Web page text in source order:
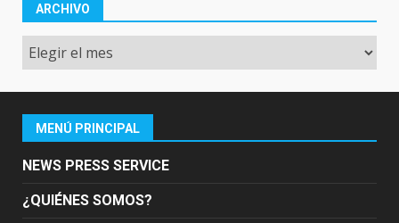
ARCHIVO
Archivo
MENÚ PRINCIPAL
NEWS PRESS SERVICE
¿QUIÉNES SOMOS?